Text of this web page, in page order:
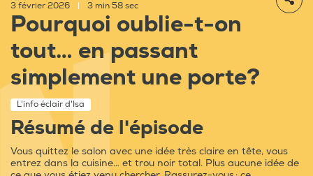
3 février 2026 3 min 58 sec
Pourquoi oublie-t-on
tout… en passant
simplement une porte?
L'info éclair d'Isa
Résumé de l'épisode
Vous quittez le salon avec une idée très claire en tête, vous
entrez dans la cuisine… et trou noir total. Plus aucune idée de